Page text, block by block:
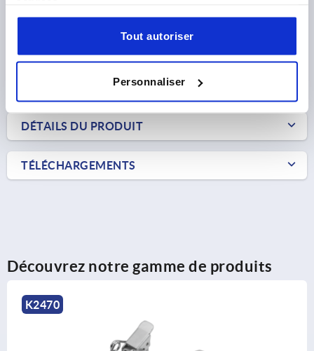
Tout autoriser
Personnaliser
DÉTAILS
DÉTAILS DU PRODUIT
TÉLÉCHARGEMENTS
Découvrez notre gamme de produits
K2470